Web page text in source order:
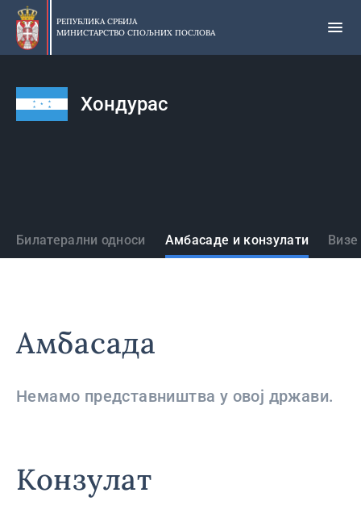
Прескочи
главни
део
РЕПУБЛИКА СРБИЈА
МИНИСТАРСТВО СПОЉНИХ ПОСЛОВА
Хондурас
Државе
Билатерални односи Амбасаде и конзулати
Амбасада
Немамо представништва у овој држави.
Конзулат